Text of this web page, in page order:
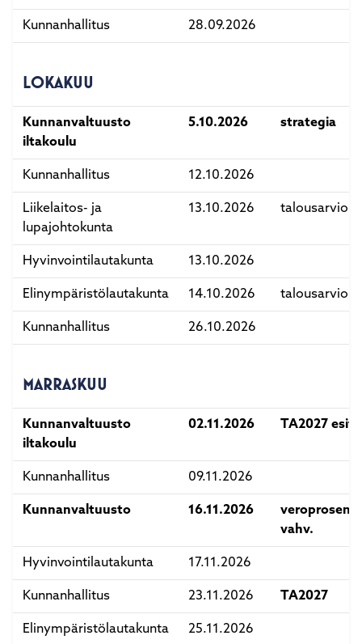
Kunnanhallitus 28.09.2026
LOKAKUU
Kunnanvaltuusto
iltakoulu
5.10.2026 strategia
Kunnanhallitus 12.10.2026
Liikelaitos- ja
lupajohtokunta
13.10.2026 talousarvio
Hyvinvointilautakunta 13.10.2026
Elinympäristölautakunta 14.10.2026 talousarvio
Kunnanhallitus 26.10.2026
MARRASKUU
Kunnanvaltuusto
iltakoulu
02.11.2026 TA2027
Kunnanhallitus 09.11.2026
Kunnanvaltuusto 16.11.2026
vahv.
Hyvinvointilautakunta 17.11.2026
Kunnanhallitus 23.11.2026 TA2027
Elinympäristölautakunta 25.11.2026